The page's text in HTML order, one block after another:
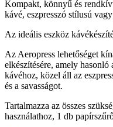
Kompakt, könnyű és
kávé, eszpresszó stílusú
Az ideális eszköz
Az Aeropress lehetőséget
elkészítésére, amely
kávéhoz, közel áll az
és a savasságot.
Tartalmazza az összes
használathoz, 1 db